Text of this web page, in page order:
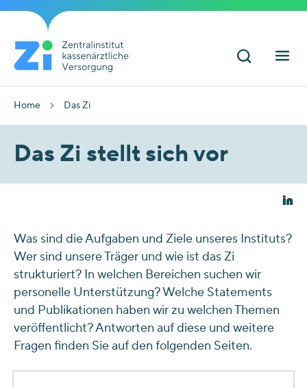
Home Das Zi
Das Zi stellt sich vor
Was sind die Aufgaben und Ziele unseres Instituts?
Wer sind unsere Träger und wie ist das Zi
strukturiert? In welchen Bereichen suchen wir
personelle Unterstützung? Welche Statements
und Publikationen haben wir zu welchen Themen
veröffentlicht? Antworten auf diese und weitere
Fragen finden Sie auf den folgenden Seiten.